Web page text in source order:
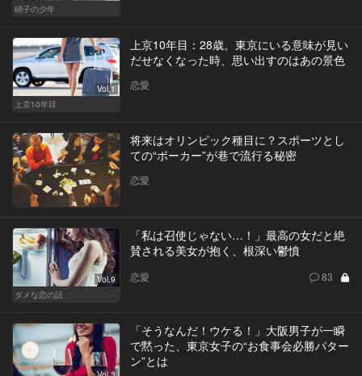
硝子の少年
Vol.1
上京10年目
上京10年目：28歳。東京にいる意味が見い
だせなくなった時、思い出すのはあの景色
恋愛
将来はオリンピック種目に？スポーツとし
ての“ポーカー”が巷で流行る秘密
恋愛
Vol.9
ダメな恋の話
「私は召使じゃない…！」最高の女だと絶
賛される美女が抱く、根深い鬱憤
恋愛 83
「そうなんだ！ウケる！」大阪男子が一瞬
で黙った、東京女子の“お食事会必勝パター
ン”とは